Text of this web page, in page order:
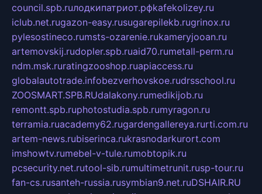
council.spb.ruлодкипатриот.рфkafekolizey.ru
iclub.net.rugazon-easy.rusugarepilekb.rugrinox.ru
pylesostineco.rumsts-ozarenie.rukameryjooan.ru
artemovskij.rudopler.spb.ruaid70.rumetall-perm.ru
ndm.msk.ruratingzooshop.ruapiaccess.ru
globalautotrade.infobezverhovskoe.rudrsschool.ru
ZOOSMART.SPB.RUdalakony.rumedikijob.ru
remontt.spb.ruphotostudia.spb.rumyragon.ru
terramia.ruacademy62.rugardengallereya.rurti.com.ru
artem-news.rubiserinca.rukrasnodarkurort.com
imshowtv.rumebel-v-tule.rumobtopik.ru
pcsecurity.net.rutool-sib.rumultimetrunit.rusp-tour.ru
fan-cs.rusanteh-russia.rusymbian9.net.ruDSHAIR.RU